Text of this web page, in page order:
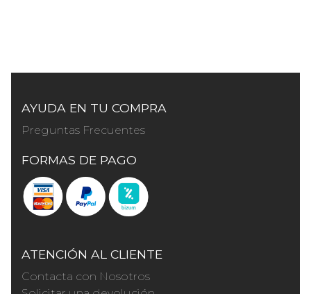
AYUDA EN TU COMPRA
Preguntas Frecuentes
FORMAS DE PAGO
ATENCIÓN AL CLIENTE
Contacta con Nosotros